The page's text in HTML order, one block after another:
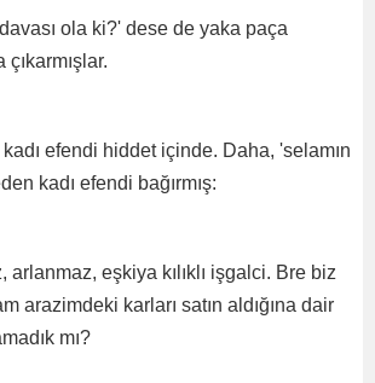
ola ki?' dese de yaka paça
çıkarmışlar.
kadı efendi hiddet içinde. Daha, 'selamın
kadı efendi bağırmış:
arlanmaz, eşkiya kılıklı işgalci. Bre biz
arazimdeki karları satın aldığına dair
mı?